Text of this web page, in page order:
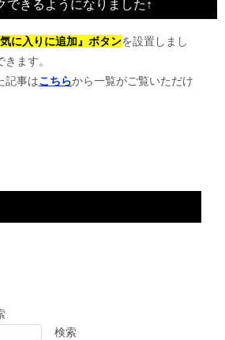
できるようになりました↑
気に入りに追加』ボタンを設置しまし
きます。
記事はこちらから一覧がご覧いただけ
検索